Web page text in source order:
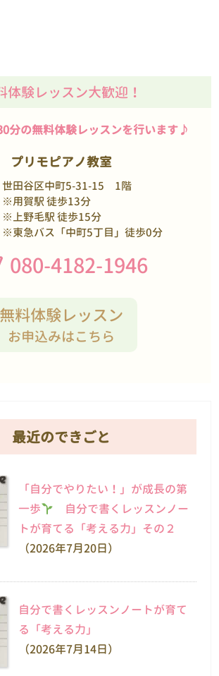
体験レッスン大歓迎！
分の無料体験レッスンを行います♪
プリモピアノ教室
世田谷区中町5-31-15 1階
※用賀駅 徒歩13分
※上野毛駅 徒歩15分
※東急バス「中町5丁目」徒歩0分
080-4182-1946
無料体験レッスン
お申込みはこちら
最近のできごと
「自分でやりたい！」が成長の第
一歩
自分で書くレッスンノー
トが育てる「考える力」その２
（2026年7月20日）
自分で書くレッスンノートが育て
る「考える力」
（2026年7月14日）